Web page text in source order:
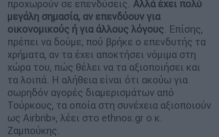
προχωρούν σε επενδύσεις. Αλλά έχει πολύ
μεγάλη σημασία, αν επενδύουν για
οικονομικούς ή για άλλους λόγους. Επίσης,
πρέπει να δούμε, πού βρήκε ο επενδυτής τα
χρήματα, αν τα έχει αποκτήσει νόμιμα στη
χώρα του, πώς θέλει να τα αξιοποιήσει και
τα λοιπά. Η αλήθεια είναι ότι ακούω για
σωρηδόν αγορές διαμερισμάτων από
Τούρκους, τα οποία στη συνέχεια αξιοποιούν
ως Airbnb», λέει στο ethnos.gr ο κ.
Ζαμπούκης.